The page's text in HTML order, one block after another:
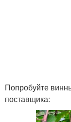
Попробуйте
поставщика: